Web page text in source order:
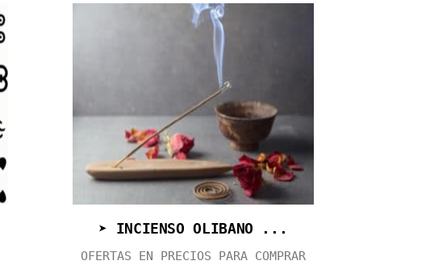
➤ INCIENSO OLIBANO ...
OFERTAS EN PRECIOS PARA COMPRAR